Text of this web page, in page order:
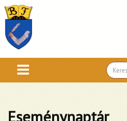
Search
...
Eseménynaptár